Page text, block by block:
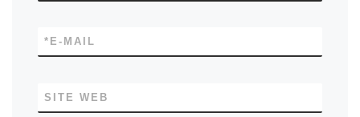
E-MAIL
*
SITE WEB